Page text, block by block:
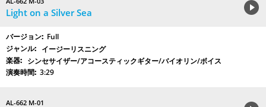
Light on a Silver Sea
Full
イージーリスニング
シンセサイザー/アコースティックギター/バイオリン/ボイス
3:29
AL-662 M-01